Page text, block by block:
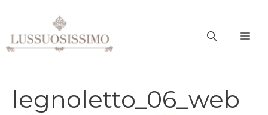
contenuto
legnoletto_06_web